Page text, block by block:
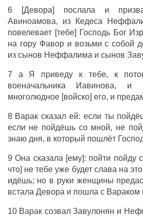
6 [Девора] послала и
Авиноамова, из Кедеса
повелевает [тебе] Господь Бог
на гору Фавор и возьми с собой
из сынов Неффалима и сынов
7 а Я приведу к тебе, к
военачальника Иавинова,
многолюдное [войско] его, и
8 Варак сказал ей: если ты
если не пойдёшь со мной, не
знаю дня, в который пошлёт
9 Она сказала [ему]: пойти пойду
что] не тебе уже будет слава на
идёшь; но в руки женщины
встала Девора и пошла с Вараком
10 Варак созвал Завулонян и